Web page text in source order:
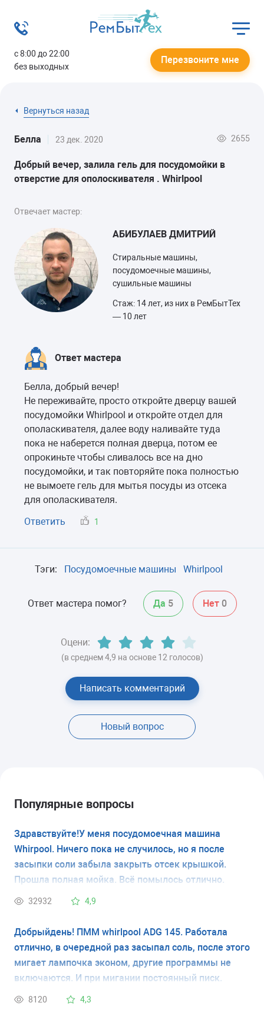
с 8:00 до 22:00
без выходных
Перезвоните мне
Вернуться назад
Белла 23 дек. 2020 2655
Добрый вечер, залила гель для посудомойки в
отверстие для ополоскивателя . Whirlpool
Отвечает мастер:
АБИБУЛАЕВ ДМИТРИЙ
Стиральные машины,
посудомоечные машины,
сушильные машины
Стаж: 14 лет, из них в РемБытТех
— 10 лет
Ответ мастера
Белла, добрый вечер!
Не переживайте, просто откройте дверцу вашей
посудомойки Whirlpool и откройте отдел для
ополаскивателя, далее воду наливайте туда
пока не наберется полная дверца, потом ее
опрокиньте чтобы сливалось все на дно
посудомойки, и так повторяйте пока полностью
не вымоете гель для мытья посуды из отсека
для ополаскивателя.
Ответить
1
Тэги: Посудомоечные машины Whirlpool
Ответ мастера помог? Да 5 Нет 0
Оцени:
(в среднем 4,9 на основе 12 голосов)
Написать комментарий
Новый вопрос
Популярные вопросы
Здравствуйте!У меня посудомоечная машина
Whirpool. Ничего пока не случилось, но я после
засыпки соли забыла закрыть отсек крышкой.
Прошла полная мойка. Всё помылось отлично.
Вопрос:какие меры принять, чтобы в дальнейшем
случиться. Начиталась в инете всяких умельцев и
подумала, что лучше спрошу у мастера.Заранее
спасибо!
32932 4,9
Добрыйдень! ПММ whirlpool ADG 145. Работала
отлично, в очередной раз засыпал соль, после этого
мигает лампочка эконом, другие программы не
включаются. И при мигании постоянный писк.
8120 4,3